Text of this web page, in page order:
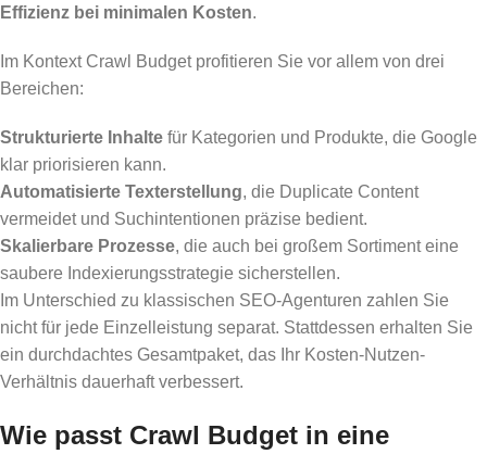
Effizienz bei minimalen Kosten.
Im Kontext Crawl Budget profitieren Sie vor allem von drei
Bereichen:
Strukturierte Inhalte für Kategorien und Produkte, die Google
klar priorisieren kann.
Automatisierte Texterstellung, die Duplicate Content
vermeidet und Suchintentionen präzise bedient.
Skalierbare Prozesse, die auch bei großem Sortiment eine
saubere Indexierungsstrategie sicherstellen.
Im Unterschied zu klassischen SEO-Agenturen zahlen Sie
nicht für jede Einzelleistung separat. Stattdessen erhalten Sie
ein durchdachtes Gesamtpaket, das Ihr Kosten-Nutzen-
Verhältnis dauerhaft verbessert.
Wie passt Crawl Budget in eine